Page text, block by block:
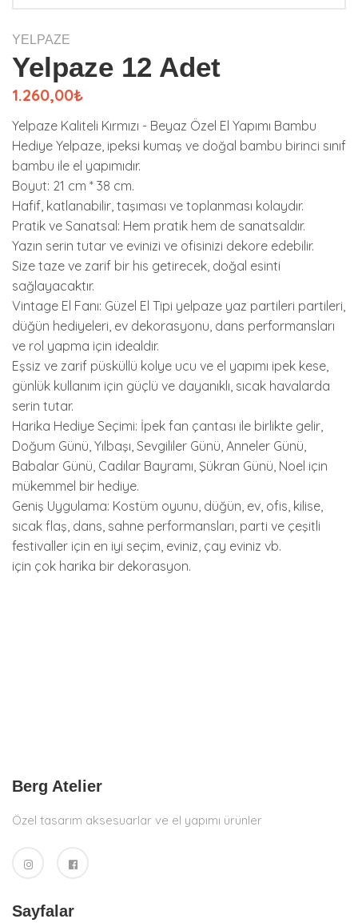
YELPAZE
Yelpaze 12 Adet
1.260,00₺
Yelpaze Kaliteli Kırmızı - Beyaz Özel El Yapımı Bambu
Hediye Yelpaze, ipeksi kumaş ve doğal bambu birinci sınıf
bambu ile el yapımıdır.
Boyut: 21 cm * 38 cm.
Hafif, katlanabilir, taşıması ve toplanması kolaydır.
Pratik ve Sanatsal: Hem pratik hem de sanatsaldır.
Yazın serin tutar ve evinizi ve ofisinizi dekore edebilir.
Size taze ve zarif bir his getirecek, doğal esinti
sağlayacaktır.
Vintage El Fanı: Güzel El Tipi yelpaze yaz partileri partileri,
düğün hediyeleri, ev dekorasyonu, dans performansları
ve rol yapma için idealdir.
Eşsiz ve zarif püsküllü kolye ucu ve el yapımı ipek kese,
günlük kullanım için güçlü ve dayanıklı, sıcak havalarda
serin tutar.
Harika Hediye Seçimi: İpek fan çantası ile birlikte gelir,
Doğum Günü, Yılbaşı, Sevgililer Günü, Anneler Günü,
Babalar Günü, Cadılar Bayramı, Şükran Günü, Noel için
mükemmel bir hediye.
Geniş Uygulama: Kostüm oyunu, düğün, ev, ofis, kilise,
sıcak flaş, dans, sahne performansları, parti ve çeşitli
festivaller için en iyi seçim, eviniz, çay eviniz vb.
için çok harika bir dekorasyon.
Berg Atelier
Özel tasarım aksesuarlar ve el yapımı ürünler
Sayfalar